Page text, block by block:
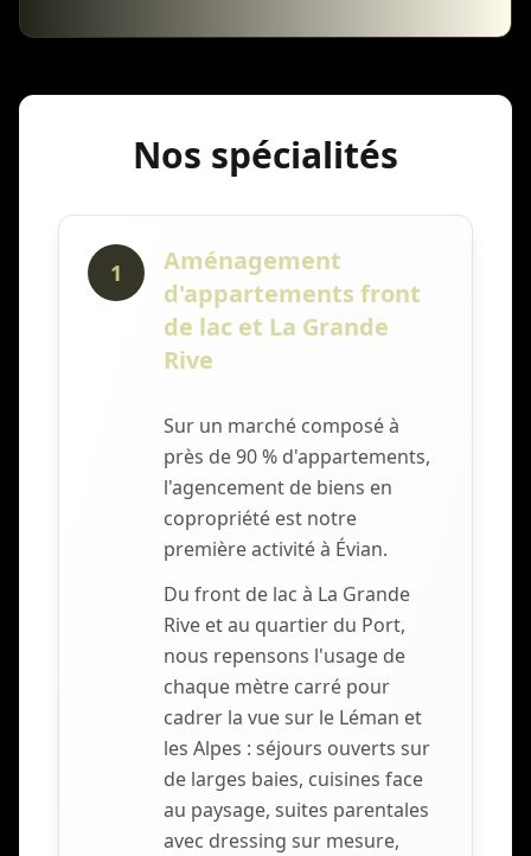
Nos spécialités
1
Aménagement
d'appartements front
de lac et La Grande
Rive
Sur un marché composé à
près de 90 % d'appartements,
l'agencement de biens en
copropriété est notre
première activité à Évian.
Du front de lac à La Grande
Rive et au quartier du Port,
nous repensons l'usage de
chaque mètre carré pour
cadrer la vue sur le Léman et
les Alpes : séjours ouverts sur
de larges baies, cuisines face
au paysage, suites parentales
avec dressing sur mesure,